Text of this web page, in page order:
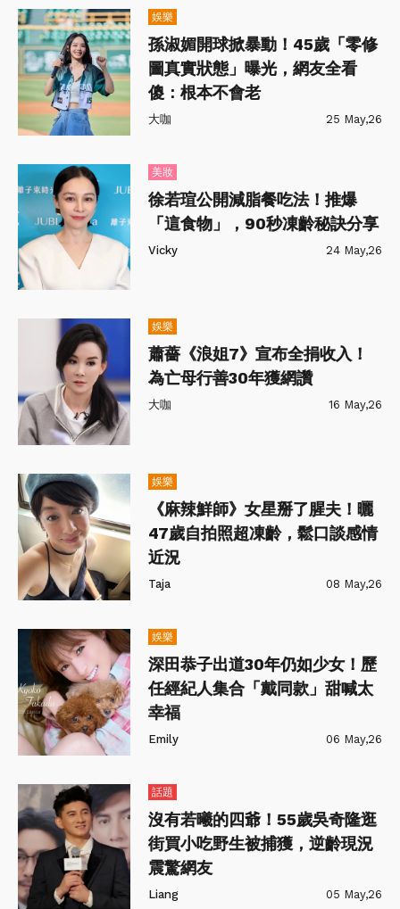
娛樂
孫淑媚開球掀暴動！45歲「零修
圖真實狀態」曝光，網友全看
傻：根本不會老
大咖 25 May,26
美妝
徐若瑄公開減脂餐吃法！推爆
「這食物」，90秒凍齡秘訣分享
Vicky 24 May,26
娛樂
蕭薔《浪姐7》宣布全捐收入！
為亡母行善30年獲網讚
大咖 16 May,26
娛樂
《麻辣鮮師》女星掰了腥夫！曬
47歲自拍照超凍齡，鬆口談感情
近況
Taja 08 May,26
娛樂
深田恭子出道30年仍如少女！歷
任經紀人集合「戴同款」甜喊太
幸福
Emily 06 May,26
話題
沒有若曦的四爺！55歲吳奇隆逛
街買小吃野生被捕獲，逆齡現況
震驚網友
Liang 05 May,26